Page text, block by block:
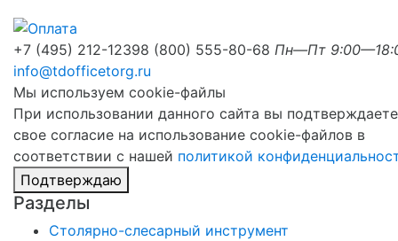
+7 (495) 212-12398 (800) 555-80-68 Пн—Пт
info@tdofficetorg.ru
Мы используем cookie-файлы
При использовании данного сайта вы подтверждаете
свое согласие на использование cookie-файлов в
соответствии с нашей политикой
Подтверждаю
Разделы
Столярно-слесарный инструмент